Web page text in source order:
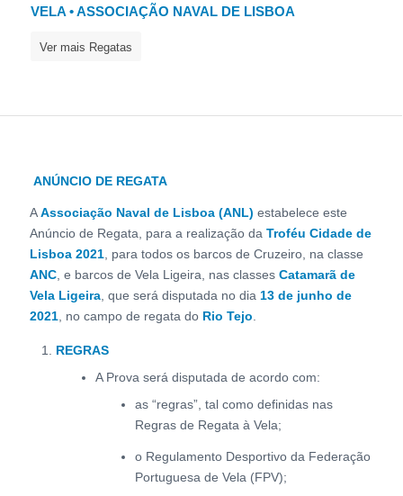
VELA • ASSOCIAÇÃO NAVAL DE LISBOA
Ver mais Regatas
ANÚNCIO DE REGATA
AAssociação Naval de Lisboa (ANL) estabelece este
Anúncio de Regata, para a realização da Troféu Cidade de
Lisboa 2021, para todos os barcos de Cruzeiro, na classe
ANC, e barcos de Vela Ligeira, nas classes Catamarã de
Vela Ligeira, que será disputada no dia13 de junho de
2021, no campo de regata do Rio Tejo.
REGRAS
A Prova será disputada de acordo com:
as “regras”, tal como definidas nas
Regras de Regata à Vela;
o Regulamento Desportivo da Federação
Portuguesa de Vela (FPV);